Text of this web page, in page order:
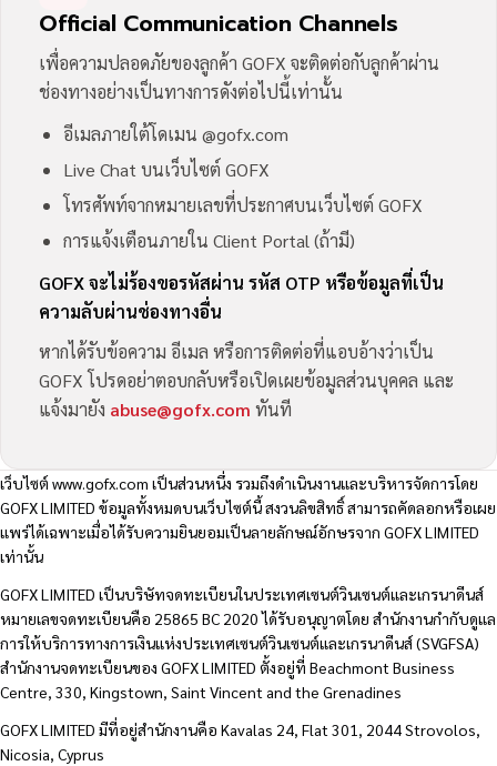
Official Communication Channels
เพื่อความปลอดภัยของลูกค้า GOFX จะติดต่อกับลูกค้าผ่าน
ช่องทางอย่างเป็นทางการดังต่อไปนี้เท่านั้น
อีเมลภายใต้โดเมน @gofx.com
Live Chat บนเว็บไซต์ GOFX
โทรศัพท์จากหมายเลขที่ประกาศบนเว็บไซต์ GOFX
การแจ้งเตือนภายใน Client Portal (ถ้ามี)
GOFX จะไม่ร้องขอรหัสผ่าน รหัส OTP หรือข้อมูลที่เป็น
ความลับผ่านช่องทางอื่น
หากได้รับข้อความ อีเมล หรือการติดต่อที่แอบอ้างว่าเป็น
GOFX โปรดอย่าตอบกลับหรือเปิดเผยข้อมูลส่วนบุคคล และ
แจ้งมายัง abuse@gofx.com ทันที
เว็บไซต์ www.gofx.com เป็นส่วนหนึ่ง รวมถึงดำเนินงานและบริหารจัดการโดย
GOFX LIMITED ข้อมูลทั้งหมดบนเว็บไซต์นี้ สงวนลิขสิทธิ์ สามารถคัดลอกหรือเผย
แพร่ได้เฉพาะเมื่อได้รับความยินยอมเป็นลายลักษณ์อักษรจาก GOFX LIMITED
เท่านั้น
GOFX LIMITED เป็นบริษัทจดทะเบียนในประเทศเซนต์วินเซนต์และเกรนาดีนส์
หมายเลขจดทะเบียนคือ 25865 BC 2020 ได้รับอนุญาตโดย สำนักงานกำกับดูแล
การให้บริการทางการเงินแห่งประเทศเซนต์วินเซนต์และเกรนาดีนส์ (SVGFSA)
สำนักงานจดทะเบียนของ GOFX LIMITED ตั้งอยู่ที่ Beachmont Business
Centre, 330, Kingstown, Saint Vincent and the Grenadines
GOFX LIMITED มีที่อยู่สำนักงานคือ Kavalas 24, Flat 301, 2044 Strovolos,
Nicosia, Cyprus